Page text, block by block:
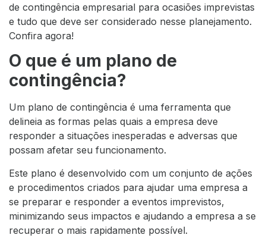
de contingência empresarial para ocasiões imprevistas
e tudo que deve ser considerado nesse planejamento.
Confira agora!
O que é um plano de
contingência?
Um plano de contingência é uma ferramenta que
delineia as formas pelas quais a empresa deve
responder a situações inesperadas e adversas que
possam afetar seu funcionamento.
Este plano é desenvolvido com um conjunto de ações
e procedimentos criados para ajudar uma empresa a
se preparar e responder a eventos imprevistos,
minimizando seus impactos e ajudando a empresa a se
recuperar o mais rapidamente possível.